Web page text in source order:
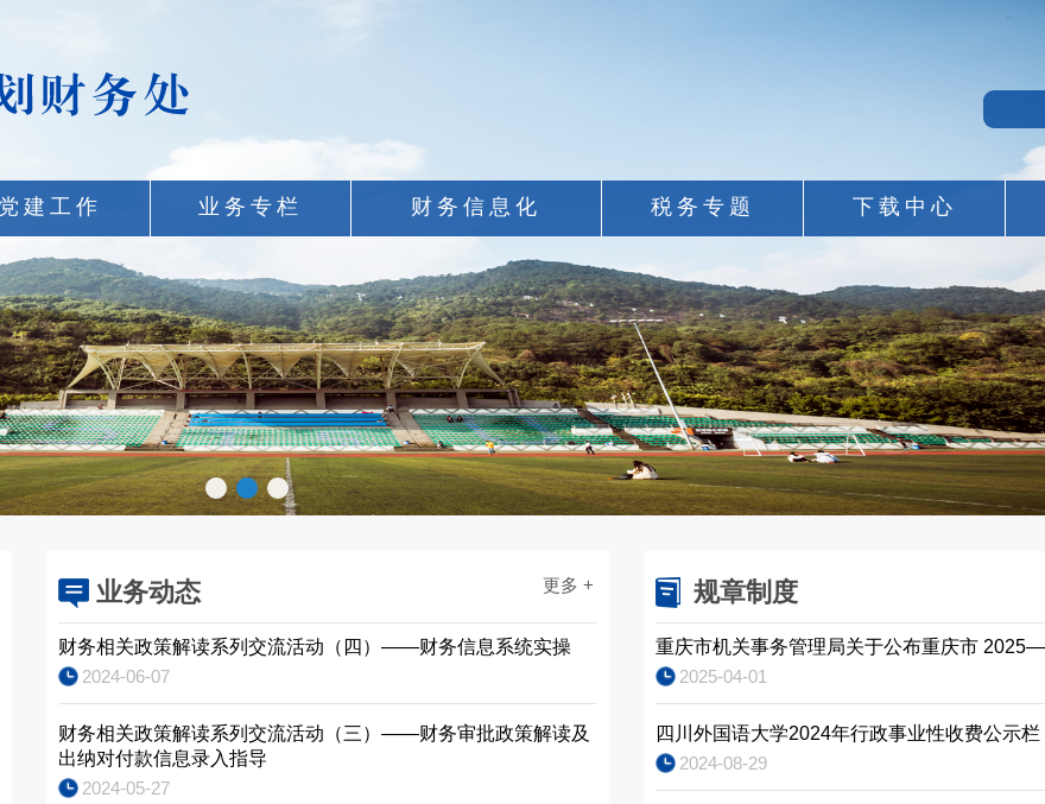
党建工作 业务专栏 财务信息化 税务专题 下载中心
业务动态 更多 +
财务相关政策解读系列交流活动（四）——财务信息系统实操
2024-06-07
财务相关政策解读系列交流活动（三）——财务审批政策解读及
出纳对付款信息录入指导
2024-05-27
规章制度
2025-04-01
四川外国语大学2024年行政事业性收费公示栏
2024-08-29